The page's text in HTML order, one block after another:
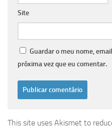
Site
Guardar o meu nome,
próxima vez que eu comentar.
This site uses Akismet to